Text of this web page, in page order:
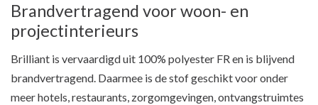
Brandvertragend voor woon- en
projectinterieurs
Brilliant is vervaardigd uit 100% polyester FR en is blijvend
brandvertragend. Daarmee is de stof geschikt voor onder
meer hotels, restaurants, zorgomgevingen, ontvangstruimtes